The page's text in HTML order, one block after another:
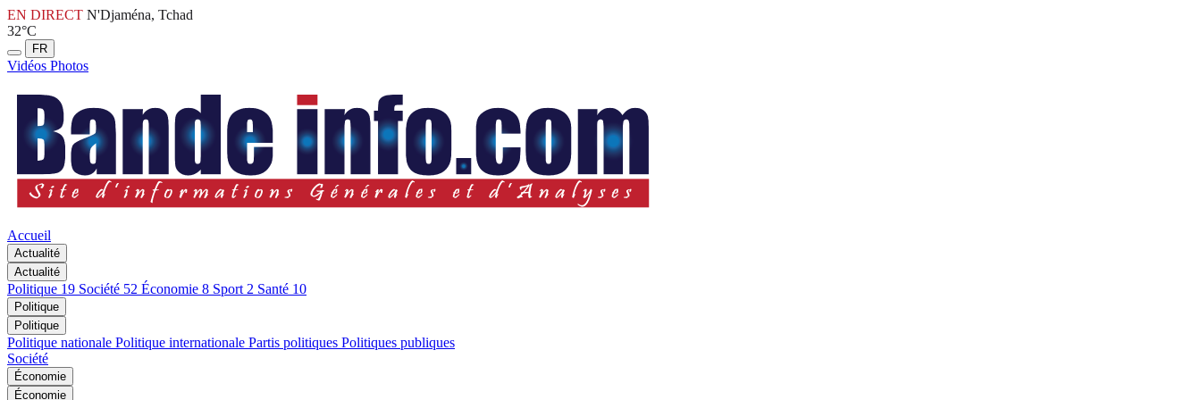
EN DIRECT N'Djaména, Tchad
32°C
FR
Vidéos Photos
Accueil
Actualité
Actualité
Politique 19 Société 52 Économie 8 Sport 2 Santé 10
Politique
Politique
Politique nationale Politique internationale Partis politiques Politiques publiques
Société
Économie
Économie